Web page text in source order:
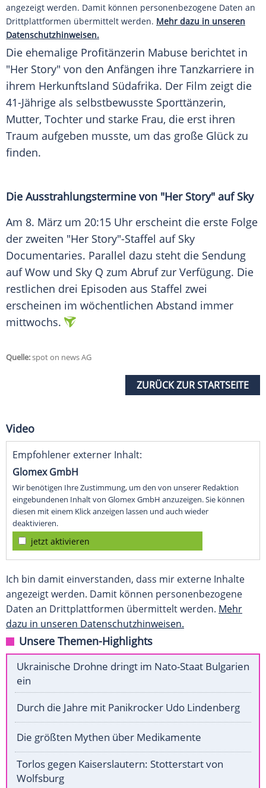
angezeigt werden. Damit können personenbezogene Daten an
Drittplattformen übermittelt werden. Mehr dazu in unseren
Datenschutzhinweisen.
Die ehemalige Profitänzerin Mabuse berichtet in
"Her Story" von den Anfängen ihre Tanzkarriere in
ihrem Herkunftsland Südafrika. Der Film zeigt die
41-Jährige als selbstbewusste Sporttänzerin,
Mutter, Tochter und starke Frau, die erst ihren
Traum aufgeben musste, um das große Glück zu
finden.
Die Ausstrahlungstermine von "Her Story" auf Sky
Am 8. März um 20:15 Uhr erscheint die erste Folge
der zweiten "Her Story"-Staffel auf Sky
Documentaries. Parallel dazu steht die Sendung
auf Wow und Sky Q zum Abruf zur Verfügung. Die
restlichen drei Episoden aus Staffel zwei
erscheinen im wöchentlichen Abstand immer
mittwochs.
Quelle:spot on news AG
ZURÜCK ZUR STARTSEITE
Video
Empfohlener externer Inhalt:
Glomex GmbH
Wir benötigen Ihre Zustimmung, um den von unserer Redaktion
eingebundenen Inhalt von Glomex GmbH anzuzeigen. Sie können
diesen mit einem Klick anzeigen lassen und auch wieder
deaktivieren.
jetzt aktivieren
Ich bin damit einverstanden, dass mir externe Inhalte
angezeigt werden. Damit können personenbezogene
Daten an Drittplattformen übermittelt werden. Mehr
dazu in unseren Datenschutzhinweisen.
Unsere Themen-Highlights
Ukrainische Drohne dringt im Nato-Staat Bulgarien
ein
Durch die Jahre mit Panikrocker Udo Lindenberg
Die größten Mythen über Medikamente
Torlos gegen Kaiserslautern: Stotterstart von
Wolfsburg